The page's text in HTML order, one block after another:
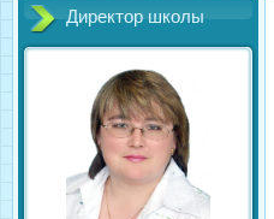
Директор школы